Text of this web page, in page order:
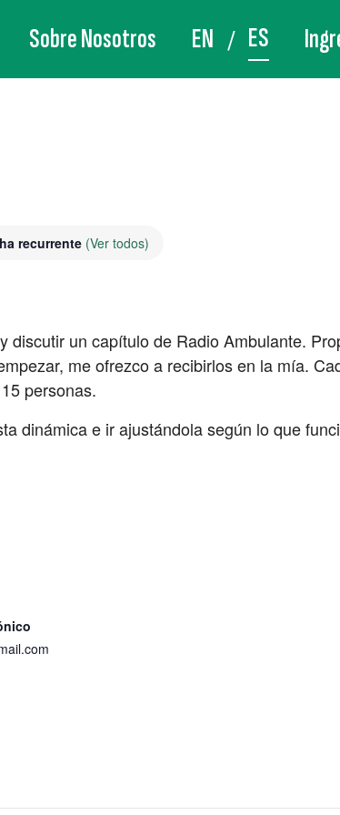
Sobre Nosotros EN ES
recurrente (Ver todos)
un capítulo de Radio Ambulante.
me ofrezco a recibirlos en la mía.
personas.
dinámica e ir ajustándola según lo que